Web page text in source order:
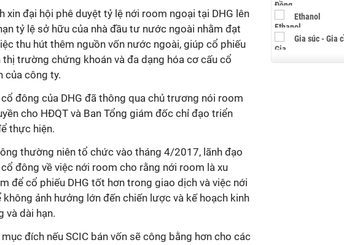
xin đại hội phê duyệt tỷ lệ nới room ngoại tại DHG lên
tỷ lệ sở hữu của nhà đầu tư nước ngoài nhằm đạt
thu hút thêm nguồn vốn nước ngoài, giúp cổ phiếu
trường chứng khoán và đa dạng hóa cơ cấu cổ
của công ty.
đông của DHG đã thông qua chủ trương nói room
cho HĐQT và Ban Tổng giám đốc chỉ đạo triển
thực hiện.
thường niên tổ chức vào tháng 4/2017, lãnh đạo
đông về việc nới room cho rằng nới room là xu
để cổ phiếu DHG tốt hơn trong giao dịch và việc nới
ảnh hưởng lớn đến chiến lược và kế hoạch kinh
và dài hạn.
đích nếu SCIC bán vốn sẽ công bằng hơn cho các
Ethanol
Gia súc - Gia